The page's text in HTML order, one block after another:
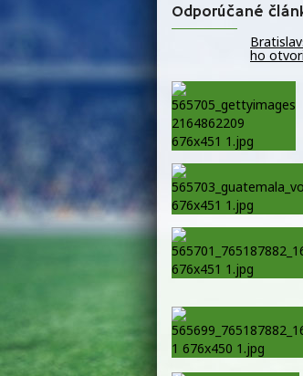
Odporúčané
ho